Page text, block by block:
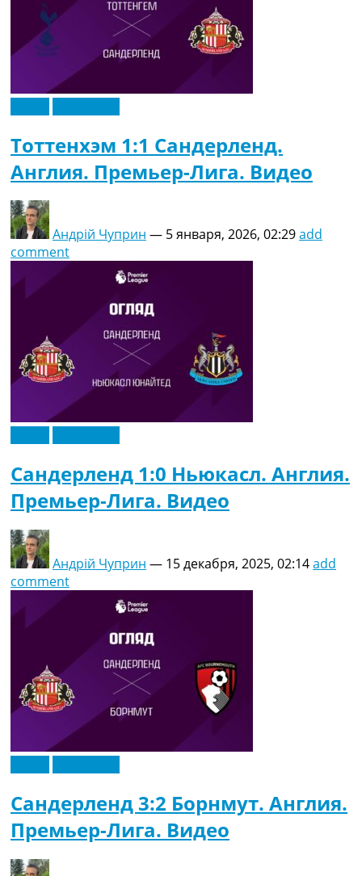
Тоттенхэм 1:1 Сандерленд.
Англия. Премьер-Лига. Видео
Андрій Чуприн — 5 января, 2026, 02:29add
comment
Сандерленд 1:0 Ньюкасл. Англия.
Премьер-Лига. Видео
Андрій Чуприн — 15 декабря, 2025, 02:14add
comment
Сандерленд 3:2 Борнмут. Англия.
Премьер-Лига. Видео